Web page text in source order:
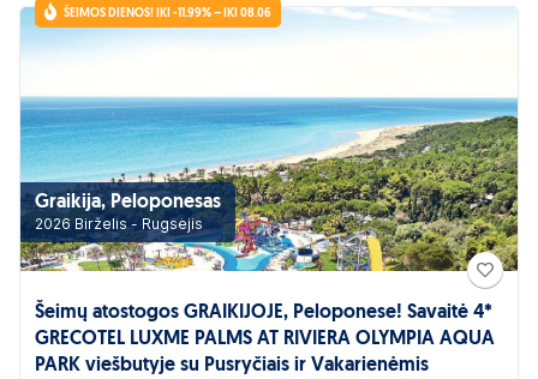
ŠEIMOS DIENOS! IKI -11.99% – IKI 08.06
Graikija, Peloponesas
2026 Birželis - Rugsėjis
Šeimų atostogos GRAIKIJOJE, Peloponese! Savaitė 4*
GRECOTEL LUXME PALMS AT RIVIERA OLYMPIA AQUA
PARK viešbutyje su Pusryčiais ir Vakarienėmis